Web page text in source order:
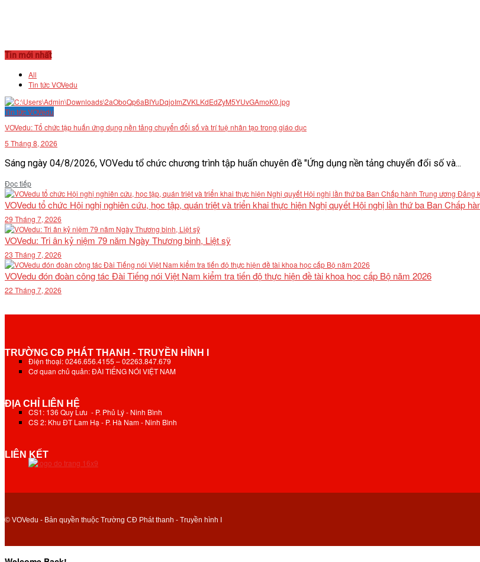
Tin mới nhất
All
Tin tức VOVedu
Tin tức VOVedu
VOVedu: Tổ chức tập huấn ứng dụng nền tảng chuyển đổi số và trí tuệ nhân tạo trong giáo dục
5 Tháng 8, 2026
Sáng ngày 04/8/2026, VOVedu tổ chức chương trình tập huấn chuyên đề "Ứng dụng nền tảng chuyển đổi số và...
Đọc tiếpDetails
VOVedu tổ chức Hội nghị nghiên cứu, học tập, quán triệt và triển khai thực hiện Nghị quyết Hội nghị lần thứ ba Ban Chấp
29 Tháng 7, 2026
VOVedu: Tri ân kỷ niệm 79 năm Ngày Thương binh, Liệt sỹ
23 Tháng 7, 2026
VOVedu đón đoàn công tác Đài Tiếng nói Việt Nam kiểm tra tiến độ thực hiện đề tài khoa học cấp Bộ năm 2026
22 Tháng 7, 2026
TRƯỜNG CĐ PHÁT THANH - TRUYỀN HÌNH I
Điện thoại: 0246.656.4155 – 02263.847.679
Cơ quan chủ quản: ĐÀI TIẾNG NÓI VIỆT NAM
ĐỊA CHỈ LIÊN HỆ
CS1: 136 Quy Lưu - P. Phủ Lý - Ninh Bình
CS 2: Khu ĐT Lam Hạ - P. Hà Nam - Ninh Bình
LIÊN KẾT
© VOVedu - Bản quyền thuộc Trường CĐ Phát thanh - Truyền hình I